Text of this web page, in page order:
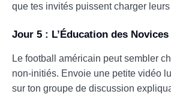
que tes invités puissent charger
Jour 5 : L’Éducation des Novices
Le football américain peut sembler
non-initiés. Envoie une petite vidéo
sur ton groupe de discussion